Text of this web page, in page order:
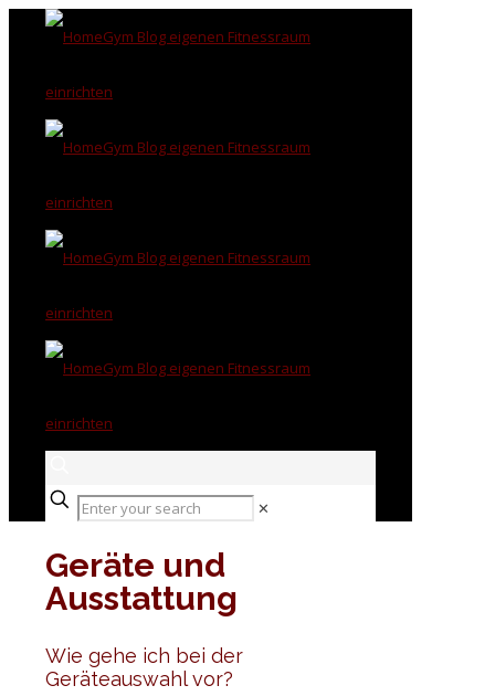
✕
Geräte und
Ausstattung
Wie gehe ich bei der
Geräteauswahl vor?